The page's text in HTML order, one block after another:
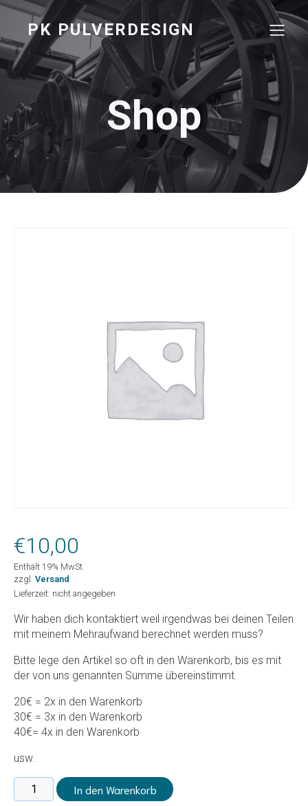
PK PULVERDESIGN
Shop
€10,00
Enthält 19% MwSt.
zzgl. Versand
Lieferzeit: nicht angegeben
Wir haben dich kontaktiert weil irgendwas bei deinen Teilen
mit meinem Mehraufwand berechnet werden muss?
Bitte lege den Artikel so oft in den Warenkorb, bis es mit
der von uns genannten Summe übereinstimmt.
20€ = 2x in den Warenkorb
30€ = 3x in den Warenkorb
40€= 4x in den Warenkorb
usw.
Mehraufwand/Zusätzliche
Arbeiten
In den Warenkorb